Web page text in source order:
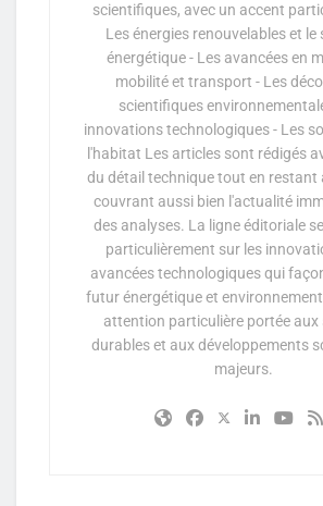
scientifiques, avec un accent
Les énergies renouvelables et le
énergétique - Les avancées en
mobilité et transport - Les
scientifiques
innovations technologiques - Les
l'habitat Les articles sont rédigés
du détail technique tout en restant
couvrant aussi bien l'actualité
des analyses. La ligne éditoriale
particulièrement sur les
avancées technologiques qui
futur énergétique et
attention particulière portée
durables et aux développements
majeurs.